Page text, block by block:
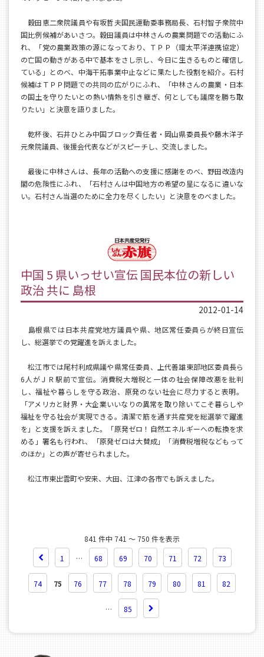
穀田恵二衆院議員や有坂哲夫国民運動委事務局長、石村智子衆院中
国比例候補があいさつ。穀田議員は中林さんの農業問題での活動にふ
れ、「党の農業政策の源になっており、ＴＰＰ（環太平洋連携協定）
の亡国の動きがある中で基本をさし示し、今日に生きるものと確信し
ている」とのべ、中海干拓事業中止などに果たした役割を紹介。石村
候補はＴＰＰ問題での共同の広がりにふれ、「中林さんの農業・日本
の国土を守りたいとの熱い情熱を引き継ぎ、何としても議席を勝ち取
りたい」と決意を語りました。
乾杯後、石井ひとみ中国ブロック責任者・岡山県委員長や藤木洋子
元衆院議員、後援会代表などがスピーチし、交流しました。
最後に中林さんは、長年の活動への支援に感謝をのべ、野田改造内
閣の危険性にふれ、「石村さんは中国地方の希望の星になるに違いな
い。石村さん当選のために全力を尽くしたい」と決意をのべました。
中国 5 県いっせい宣伝 国民本位の新しい
政治 共に 島根
2012-01-14
島根県では日本共産党地方議員や県、地区常任委員らが終日宣伝
し、総選挙での党躍進を訴えました。
松江市では尾村利成県議や県常任委員、上代善雄東部地区委員長ら
6人がＪＲ駅前で宣伝。消費税大増税と一体の社会保障改悪を批判
し、福祉や暮らしを守る政治、原発のない社会に尽力すると表明。
「アメリカと財界・大企業いいなりの異常を取り除いてこそ暮らしや
福祉を守る社会が実現できる。清潔で筋を通す共産党を総選挙で躍進
を」と支援を訴えました。「原発ゼロ！自然エネルギーへの転換を求
める」署名も行われ、「原発ゼロは大賛成」「消費税増税などもって
のほか」との声が寄せられました。
松江市東出雲町や安来、大田、江津の各市でも訴えました。
841 件中 741 ～ 750 件を表示
1
… 68 69 70 71 72 73
74 75 76 77 78 79 80 81 82
… 85